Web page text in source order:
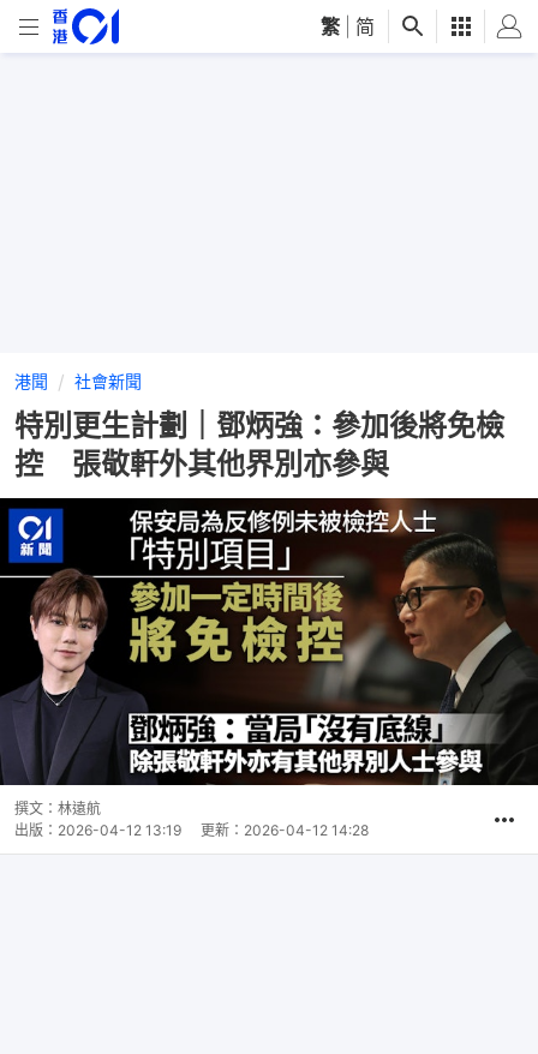
繁 简
港聞 社會新聞
特別更生計劃｜鄧炳強：參加後將免檢
控 張敬軒外其他界別亦參與
撰文： 林遠航
出版： 2026-04-12 13:19 更新： 2026-04-12 14:28